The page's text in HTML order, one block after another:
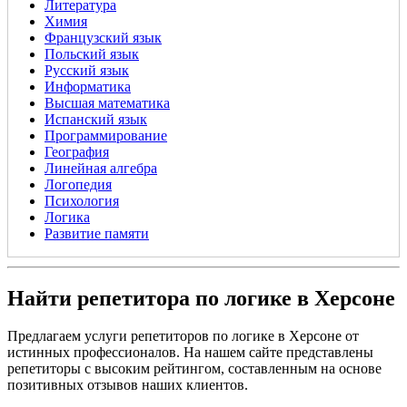
Литература
Химия
Французский язык
Польский язык
Русский язык
Информатика
Высшая математика
Испанский язык
Программирование
География
Линейная алгебра
Логопедия
Психология
Логика
Развитие памяти
Найти репетитора по логике в Херсоне
Предлагаем услуги репетиторов по логике в Херсоне от
истинных профессионалов. На нашем сайте представлены
репетиторы с высоким рейтингом, составленным на основе
позитивных отзывов наших клиентов.